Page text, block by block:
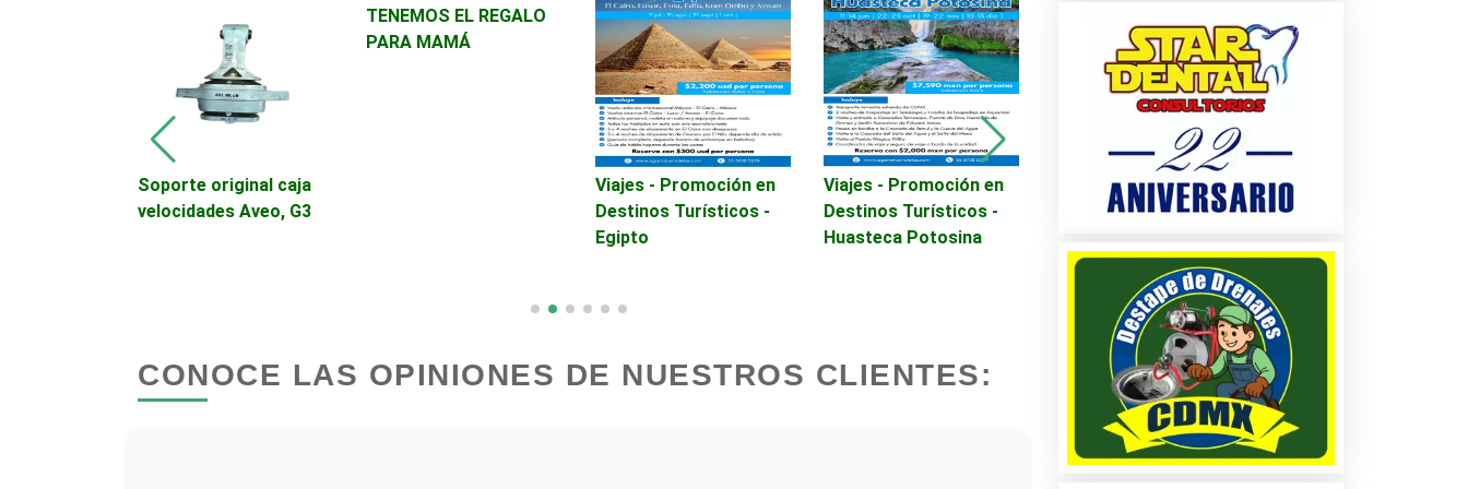
Autopartes Eléctricas Avaluos Balnearios
Bancos Bares y Cantinas
Belleza
Buceo
Cajas de Ahorro
Camiones para Fletes Cancelería de Aluminio Capacitación
Soporte original caja
velocidades Aveo, G3
TENEMOS EL REGALO
PARA MAMÁ
Viajes - Promoción en
Destinos Turísticos -
Egipto
Viajes - Promoción en
Destinos Turísticos -
Huasteca Potosina
Viajes - Promoción en
Destinos Turísticos -
ALTERNADOR DE
CRUZE
CONOCE LAS OPINIONES DE NUESTROS CLIENTES: